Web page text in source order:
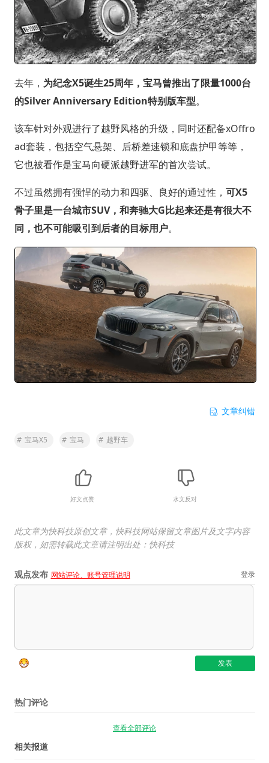
去年， 为纪念X5诞生25周年，宝马曾推出了限量1000台
的Silver Anniversary Edition特别版车型。
该车针对外观进行了越野风格的升级，同时还配备xOffro
ad套装，包括空气悬架、后桥差速锁和底盘护甲等等，
它也被看作是宝马向硬派越野进军的首次尝试。
不过虽然拥有强悍的动力和四驱、良好的通过性， 可X5
骨子里是一台城市SUV，和奔驰大G比起来还是有很大不
同，也不可能吸引到后者的目标用户。
文章纠错
# 宝马X5 # 宝马 # 越野车
好文点赞 水文反对
此文章为快科技原创文章，快科技网站保留文章图片及文字内容
版权，如需转载此文章请注明出处：快科技
观点发布 网站评论、账号管理说明 登录
热门评论
查看全部评论
相关报道